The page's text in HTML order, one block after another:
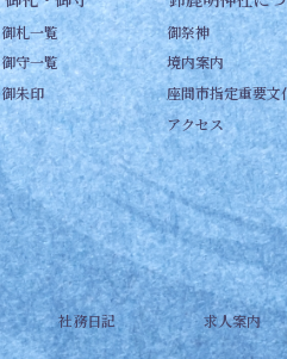
御札一覧
御守一覧
御朱印
御祭神
境内案内
座間市指定重要文
アクセス
社務日記 求人案内